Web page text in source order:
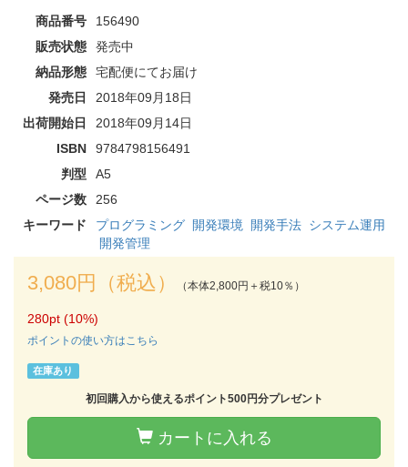
商品番号
156490
販売状態
発売中
納品形態
宅配便にてお届け
発売日
2018年09月18日
出荷開始日
2018年09月14日
ISBN
9784798156491
判型
A5
ページ数
256
キーワード
プログラミング 開発環境 開発手法 システム運用
開発管理
3,080円（税込） （本体2,800円＋税10％）
280pt (10%)
ポイントの使い方はこちら
在庫あり
初回購入から使えるポイント500円分プレゼント
カートに入れる